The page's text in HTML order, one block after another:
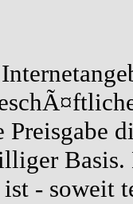
Basis.
ist - soweit